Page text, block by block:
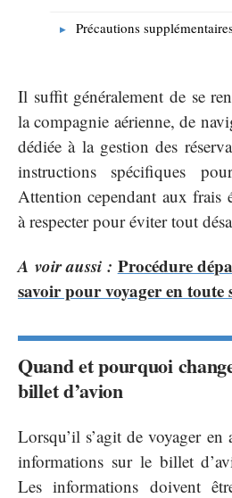
Précautions
Il suffit généralement de se
la compagnie aérienne, de
dédiée à la gestion des
instructions spécifiques
Attention cependant aux frais
à respecter pour éviter tout
A voir aussi : Procédure
savoir pour voyager en toute
Quand et pourquoi
billet d’avion
Lorsqu’il s’agit de voyager
informations sur le billet
Les informations doivent